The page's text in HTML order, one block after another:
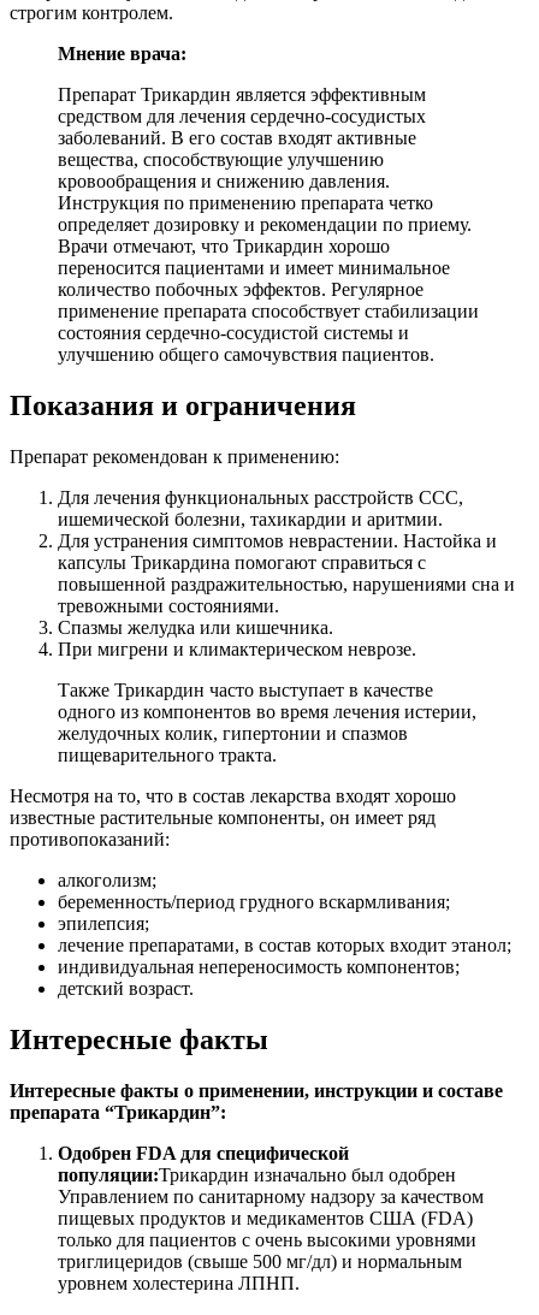
строгим контролем.
Мнение врача:
Препарат Трикардин является эффективным
средством для лечения сердечно-сосудистых
заболеваний. В его состав входят активные
вещества, способствующие улучшению
кровообращения и снижению давления.
Инструкция по применению препарата четко
определяет дозировку и рекомендации по приему.
Врачи отмечают, что Трикардин хорошо
переносится пациентами и имеет минимальное
количество побочных эффектов. Регулярное
применение препарата способствует стабилизации
состояния сердечно-сосудистой системы и
улучшению общего самочувствия пациентов.
Показания и ограничения
Препарат рекомендован к применению:
Для лечения функциональных расстройств ССС,
ишемической болезни, тахикардии и аритмии.
Для устранения симптомов неврастении. Настойка и
капсулы Трикардина помогают справиться с
повышенной раздражительностью, нарушениями сна и
тревожными состояниями.
Спазмы желудка или кишечника.
При мигрени и климактерическом неврозе.
Также Трикардин часто выступает в качестве
одного из компонентов во время лечения истерии,
желудочных колик, гипертонии и спазмов
пищеварительного тракта.
Несмотря на то, что в состав лекарства входят хорошо
известные растительные компоненты, он имеет ряд
противопоказаний:
алкоголизм;
беременность/период грудного вскармливания;
эпилепсия;
лечение препаратами, в состав которых входит этанол;
индивидуальная непереносимость компонентов;
детский возраст.
Интересные факты
Интересные факты о применении, инструкции и составе
препарата “Трикардин”:
Одобрен FDA для специфической
популяции:Трикардин изначально был одобрен
Управлением по санитарному надзору за качеством
пищевых продуктов и медикаментов США (FDA)
только для пациентов с очень высокими уровнями
триглицеридов (свыше 500 мг/дл) и нормальным
уровнем холестерина ЛПНП.